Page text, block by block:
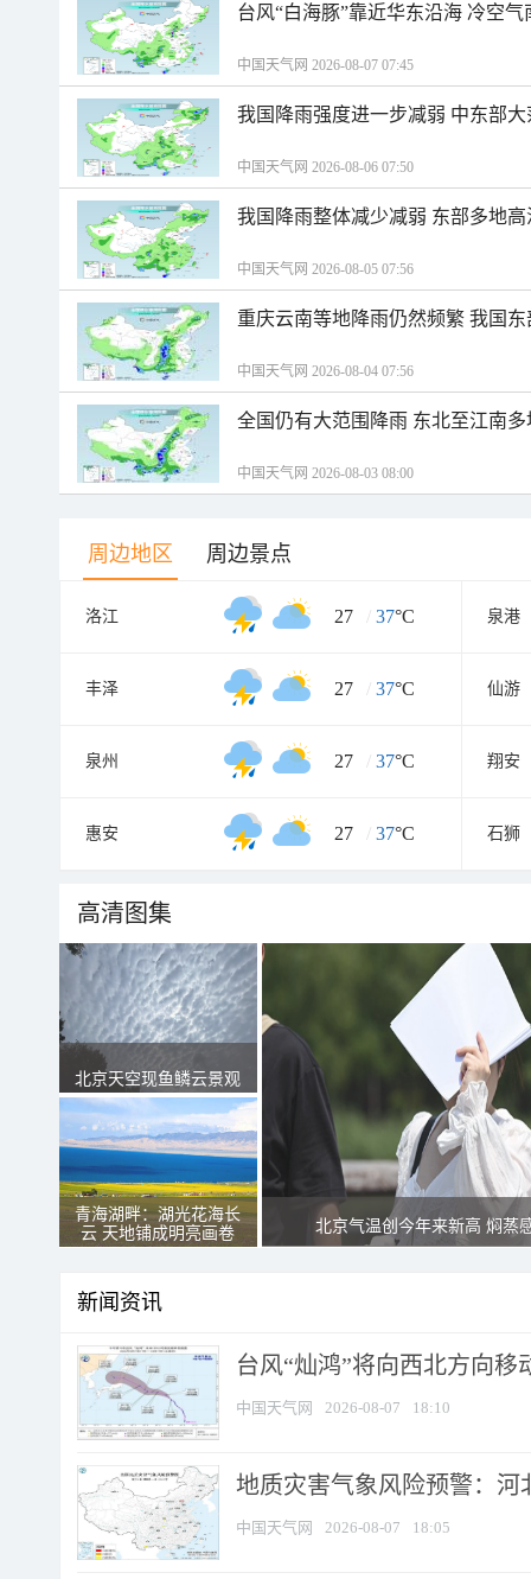
台风“白海豚”靠近华东沿海 冷空
中国天气网 2026-08-07 07:45
我国降雨强度进一步减弱 中东部
中国天气网 2026-08-06 07:50
我国降雨整体减少减弱 东部多地
中国天气网 2026-08-05 07:56
重庆云南等地降雨仍然频繁 我国
中国天气网 2026-08-04 07:56
全国仍有大范围降雨 东北至江南
中国天气网 2026-08-03 08:00
周边地区 周边景点
洛江 27 / 37°C 泉港
丰泽 27 / 37°C 仙游
泉州 27 / 37°C 翔安
惠安 27 / 37°C 石狮
高清图集
北京天空现鱼鳞云景观
青海湖畔：湖光花海长
云 天地铺成明亮画卷
北京气温创今年来新高 焖蒸
新闻资讯
台风“灿鸿”将向西北方向移
中国天气网 2026-08-07 18:10
地质灾害气象风险预警：河
中国天气网 2026-08-07 18:05